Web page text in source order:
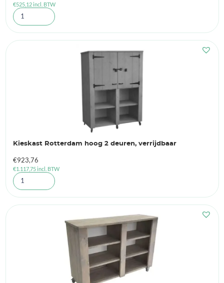
€525,12incl. BTW
Kieskast Rotterdam hoog 2 deuren, verrijdbaar
€923,76
€1.117,75incl. BTW